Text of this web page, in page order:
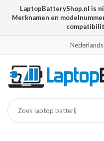
LaptopBatteryShop.nl is
Merknamen en
Nederlands